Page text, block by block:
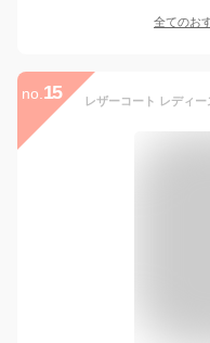
全てのお
no. 15